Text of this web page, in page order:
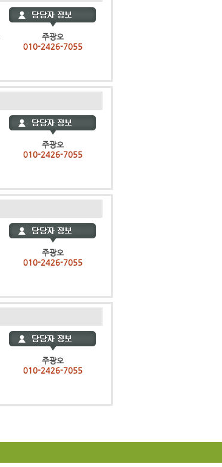
주광오
010-2426-7055
주광오
010-2426-7055
주광오
010-2426-7055
주광오
010-2426-7055